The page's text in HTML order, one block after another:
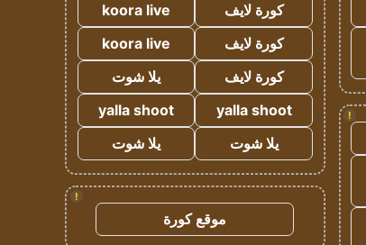
!
كورة لايف
koora live
كورة لايف
koora live
كورة لايف
يلا شوت
yalla shoot
yalla shoot
يلا شوت
يلا شوت
!
موقع كورة